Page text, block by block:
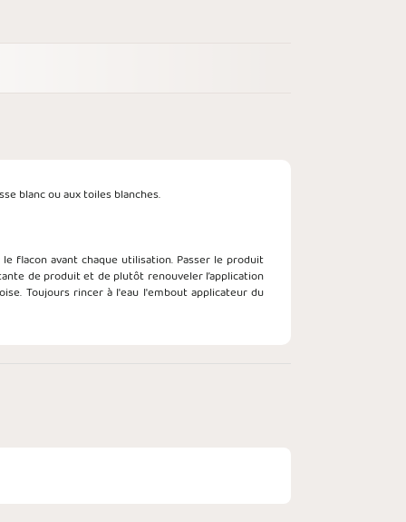
blanc ou aux toiles blanches.
flacon avant chaque utilisation. Passer le produit
de produit et de plutôt renouveler l’application
Toujours rincer à l'eau l'embout applicateur du